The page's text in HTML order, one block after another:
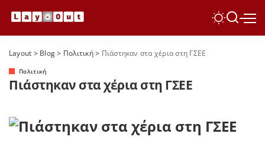
Layout > Blog> Πολιτική> Πιάστηκαν στα χέρια στη ΓΣΕΕ
Πολιτική
Πιάστηκαν στα χέρια στη ΓΣΕΕ